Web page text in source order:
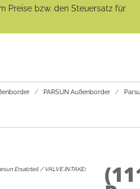
Preise bzw. den Steuersatz für
PARSUN Außenborder
Ersatzteil / VALVE.INTAKE: